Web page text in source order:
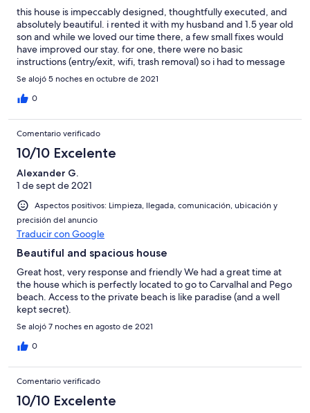
this house is impeccably designed, thoughtfully executed, and
absolutely beautiful. i rented it with my husband and 1.5 year old
son and while we loved our time there, a few small fixes would
have improved our stay. for one, there were no basic
instructions (entry/exit, wifi, trash removal) so i had to message
the host every time i needed something which was
inconvenient. other examples: some of the interior doors don’t
close properly, the gate clicker only worked 30% of the time,
we had to remove every crumb in the kitchen to avoid finding
them in the morning. to her credit, linda was very responsive
over messaging, she even sent the property manager to turn up
the pool heat when i remarked it was chilly. the house is located
close to great restaurants and beaches—a short car ride
brought us to some of the most beautiful places we’ve ever
visited. the crib and high chair were very helpful additions as
well. overall it’s a lovely home and we’d love to come back and
visit sometime soon.
Se alojó 5 noches en octubre de 2021
0
Comentario verificado
10/10 Excelente
Alexander G.
1 de sept de 2021
Aspectos positivos: Limpieza, llegada, comunicación, ubicación y
precisión del anuncio
Traducir con Google
Beautiful and spacious house
Great host, very response and friendly We had a great time at
the house which is perfectly located to go to Carvalhal and Pego
beach. Access to the private beach is like paradise (and a well
kept secret).
Se alojó 7 noches en agosto de 2021
0
Comentario verificado
10/10 Excelente